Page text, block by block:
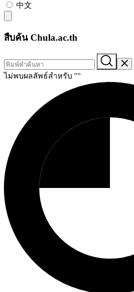
中文
สืบค้น Chula.ac.th
ไม่พบผลลัพธ์สำหรับ ""